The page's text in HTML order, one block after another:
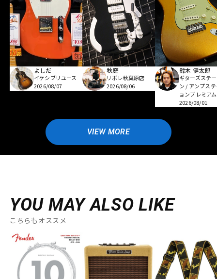
よしだ
イケシブリユース
2026/08/07
秋庭
リボレ秋葉原店
2026/08/06
鈴木 健太郎
ギターズステ
ン / アンプス
ョンプレミアム
2026/08/01
VIEW MORE
YOU MAY ALSO LIKE
こちらもオススメ